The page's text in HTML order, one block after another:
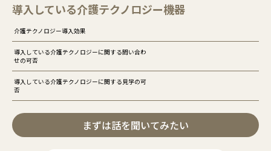
導入している介護テクノロジー機器
介護テクノロジー導入効果
導入している介護テクノロジーに関する問い合わ
せの可否
導入している介護テクノロジーに関する見学の可
否
まずは話を聞いてみたい